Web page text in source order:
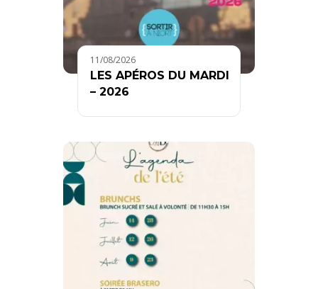
11/08/2026
LES APÉROS DU MARDI
– 2026